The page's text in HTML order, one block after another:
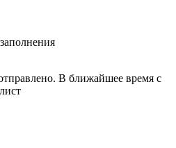
В ближайшее время с